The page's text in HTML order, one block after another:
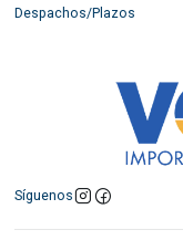
Despachos/Plazos
Síguenos